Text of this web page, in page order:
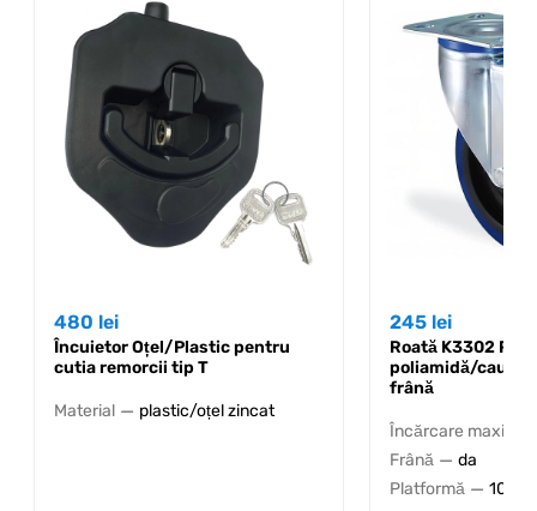
480 lei
Încuietor Oțel/Plastic pentru
cutia remorcii tip T
Material — plastic/oțel zincat
245 lei
Roată K3302
poliamidă/
frână
Încărcare
Frână — da
Platformă —